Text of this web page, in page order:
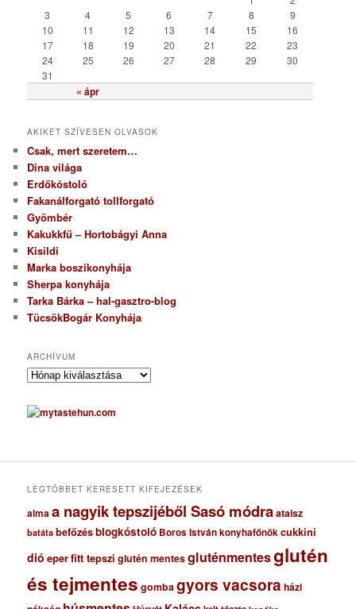
« ápr
3
4 5 6 7 8
9
10
11 12 13 14 15
16
17
18 19 20 21 22
23
24
25 26 27 28 29
30
31
AKIKET SZÍVESEN OLVASOK
Csak, mert szeretem…
Dina világa
Erdőkóstoló
Fakanálforgató tollforgató
Gyömbér
Kakukkfű – Hortobágyi Anna
Kisildi
Marka boszikonyhája
Sherpa konyhája
Tarka Bárka – hal-gasztro-blog
TücsökBogár Konyhája
ARCHÍVUM
A
c
h
u
LEGTÖBBET KERESETT KIFEJEZÉSEK
almaa nagyik tepszijéből Sasó módraataisz
batáta befőzésblogkóstoló Boros István konyhafőnökcukkini
dió eperfitt tepszi glutén mentesgluténmentesglutén
és tejmentes gombagyors vacsora házi